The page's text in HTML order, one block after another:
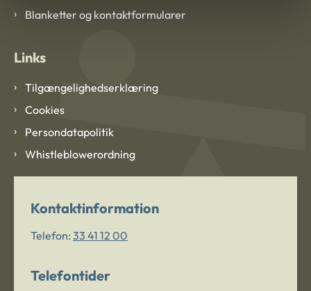
Blanketter og kontaktformularer
Links
Tilgængelighedserklæring
Cookies
Persondatapolitik
Whistleblowerordning
Kontaktinformation
Telefon: 33 41 12 00
Telefontider